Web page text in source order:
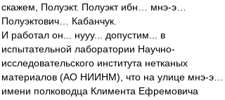
скажем, Полуэкт. Полуэкт ибн… мнэ-э…
Полуэктович… Кабанчук.
И работал он... нууу... допустим... в
испытательной лаборатории Научно-
исследовательского института нетканых
материалов (АО НИИНМ), что на улице мнэ-э…
имени полководца Климента Ефремовича